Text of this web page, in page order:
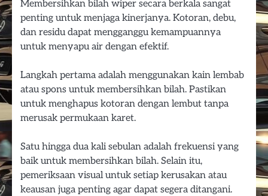
Membersihkan bilah wiper secara berkala sangat
penting untuk menjaga kinerjanya. Kotoran, debu,
dan residu dapat mengganggu kemampuannya
untuk menyapu air dengan efektif.
Langkah pertama adalah menggunakan kain lembab
atau spons untuk membersihkan bilah. Pastikan
untuk menghapus kotoran dengan lembut tanpa
merusak permukaan karet.
Satu hingga dua kali sebulan adalah frekuensi yang
baik untuk membersihkan bilah. Selain itu,
pemeriksaan visual untuk setiap kerusakan atau
keausan juga penting agar dapat segera ditangani.